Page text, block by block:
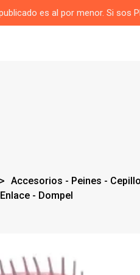
es al por menor. Si sos
Accesorios - Peines -
- Dompel